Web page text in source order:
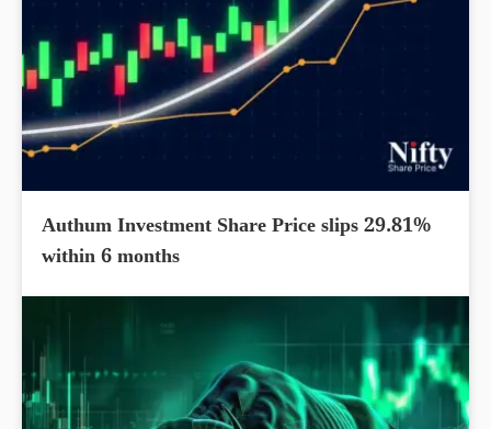
Authum Investment Share Price slips 29.81%
within 6 months